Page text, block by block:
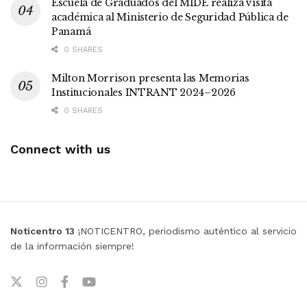
Escuela de Graduados del MIDE realiza visita
académica al Ministerio de Seguridad Pública de
Panamá
0 SHARES
Milton Morrison presenta las Memorias
Institucionales INTRANT 2024–2026
0 SHARES
Connect with us
Noticentro 13 ¡NOTICENTRO, periodismo auténtico al servicio
de la información siempre!